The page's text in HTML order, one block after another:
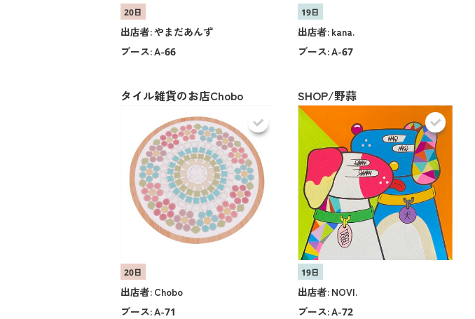
20日
出店者:やまだあんず
ブース:A-66
19日
出店者: kana.
ブース:A-67
タイル雑貨のお店Chobo
20日
出店者: Chobo
ブース:A-71
SHOP/野蒜
19日
出店者: NOVI.
ブース:A-72